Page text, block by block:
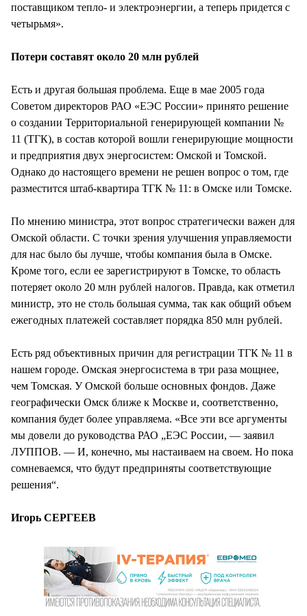
поставщиком тепло- и электроэнергии, а теперь придется с
четырьмя».
Потери составят около 20 млн рублей
Есть и другая большая проблема. Еще в мае 2005 года
Советом директоров РАО «ЕЭС России» принято решение
о создании Территориальной генерирующей компании №
11 (ТГК), в состав которой вошли генерирующие мощности
и предприятия двух энергосистем: Омской и Томской.
Однако до настоящего времени не решен вопрос о том, где
разместится штаб-квартира ТГК № 11: в Омске или Томске.
По мнению министра, этот вопрос стратегически важен для
Омской области. С точки зрения улучшения управляемости
для нас было бы лучше, чтобы компания была в Омске.
Кроме того, если ее зарегистрируют в Томске, то область
потеряет около 20 млн рублей налогов. Правда, как отметил
министр, это не столь большая сумма, так как общий объем
ежегодных платежей составляет порядка 850 млн рублей.
Есть ряд объективных причин для регистрации ТГК № 11 в
нашем городе. Омская энергосистема в три раза мощнее,
чем Томская. У Омской больше основных фондов. Даже
географически Омск ближе к Москве и, соответственно,
компания будет более управляема. «Все эти все аргументы
мы довели до руководства РАО „ЕЭС России, — заявил
ЛУППОВ. — И, конечно, мы настаиваем на своем. Но пока
сомневаемся, что будут предприняты соответствующие
решения“.
Игорь СЕРГЕЕВ